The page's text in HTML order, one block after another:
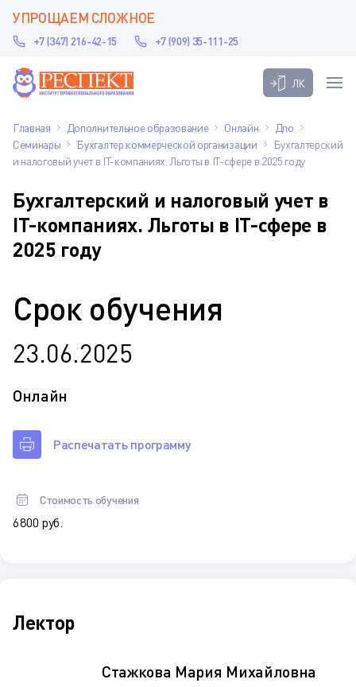
УПРОЩАЕМ СЛОЖНОЕ
+7 (347) 216-42-15 +7 (909) 35-111-25
ЛК
Главная Дополнительное образование Онлайн
Дпо
Семинары
Бухгалтер коммерческой организации
Бухгалтерский
и налоговый учет в IT-компаниях. Льготы в IT-сфере в 2025 году
Бухгалтерский и налоговый учет в
IT-компаниях. Льготы в IT-сфере в
2025 году
Срок обучения
23.06.2025
Онлайн
Распечатать программу
Стоимость обучения
6 800 руб.
Лектор
Стажкова Мария Михайловна